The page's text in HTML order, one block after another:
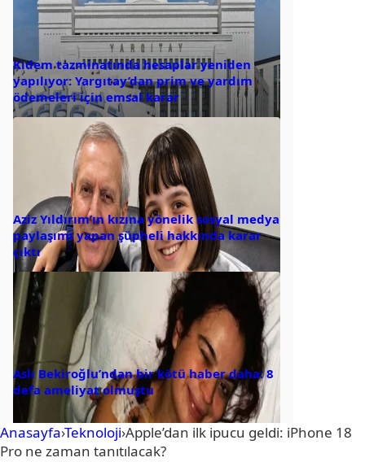
Kıdem tazminatında hesaplar yeniden
yapılıyor: Yargıtay’dan prim ve yardım
ödemeleri için emsal karar
Aziz Yıldırım’ın kızına yönelik sosyal medya
paylaşımı yapan şüpheli hakkında karar
çıktı
Aslı Bekiroğlu’ndan bir kötü haber daha: 8
defa ameliyat olmuştu
Anasayfa›Teknoloji›Apple’dan ilk ipucu geldi: iPhone 18
Pro ne zaman tanıtılacak?